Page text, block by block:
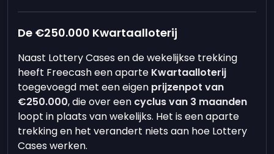
De €250.000 Kwartaalloterij
Naast Lottery Cases en de wekelijkse trekking
heeft Freecash een aparte Kwartaalloterij
toegevoegd met een eigen prijzenpot van
€250.000, die over een cyclus van 3 maanden
loopt in plaats van wekelijks. Het is een aparte
trekking en het verandert niets aan hoe Lottery
Cases werken.